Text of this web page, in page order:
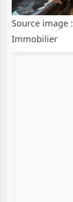
Source image
Immobilier